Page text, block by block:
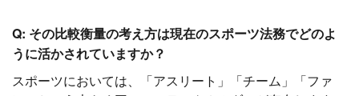
Q: その比較衡量の考え方は現在のスポーツ法務でどのよ
うに活かされていますか？
スポーツにおいては、「アスリート」「チーム」「ファ